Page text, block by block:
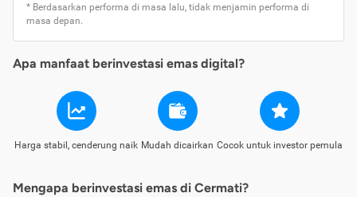
* Berdasarkan performa di masa lalu, tidak menjamin performa di
masa depan.
Apa manfaat berinvestasi emas digital?
Harga stabil, cenderung naik Mudah dicairkan Cocok untuk investor pemula
Mengapa berinvestasi emas di Cermati?